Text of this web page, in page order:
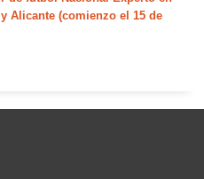
Alicante (comienzo el 15 de